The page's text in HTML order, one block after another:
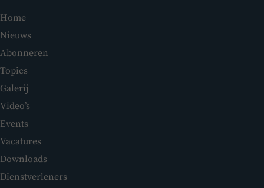
Home
Nieuws
Abonneren
Topics
Galerij
Video’s
Events
Vacatures
Downloads
Dienstverleners